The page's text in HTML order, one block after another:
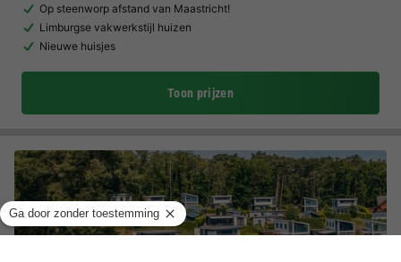
Op steenworp afstand van Maastricht!
Limburgse vakwerkstijl huizen
Nieuwe huisjes
Toon prijzen